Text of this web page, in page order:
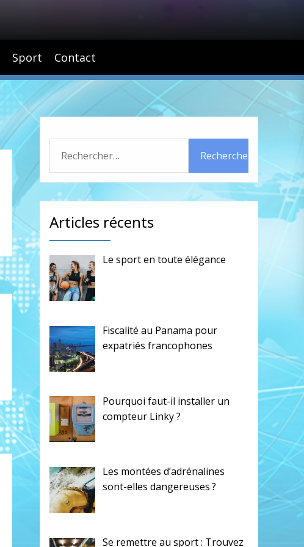
Sport Contact
Articles récents
Le sport en toute élégance
Fiscalité au Panama pour
expatriés francophones
Pourquoi faut-il installer un
compteur Linky ?
Les montées d’adrénalines
sont-elles dangereuses ?
Se remettre au sport : Trouvez